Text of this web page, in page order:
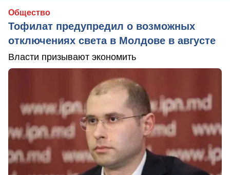
Общество
Тофилат предупредил о возможных
отключениях света в Молдове в августе
Власти призывают экономить